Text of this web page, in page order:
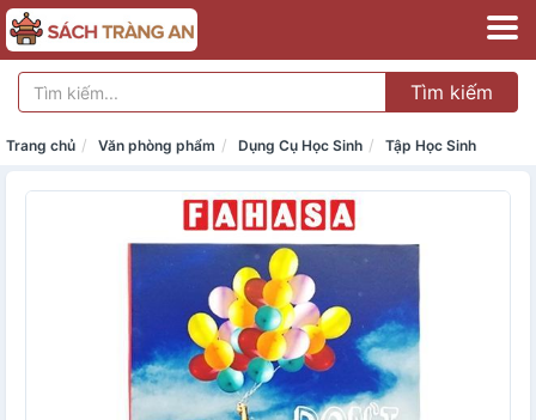
Tìm kiếm
Trang chủ Văn phòng phẩm Dụng Cụ Học Sinh Tập Học Sinh